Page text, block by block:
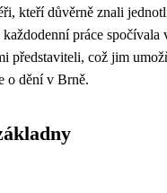
kteří důvěrně znali
práce spočívala
představiteli, což jim
o dění v Brně.